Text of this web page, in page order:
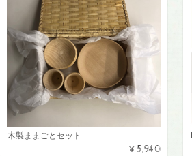
木製ままごとセット
¥5,940